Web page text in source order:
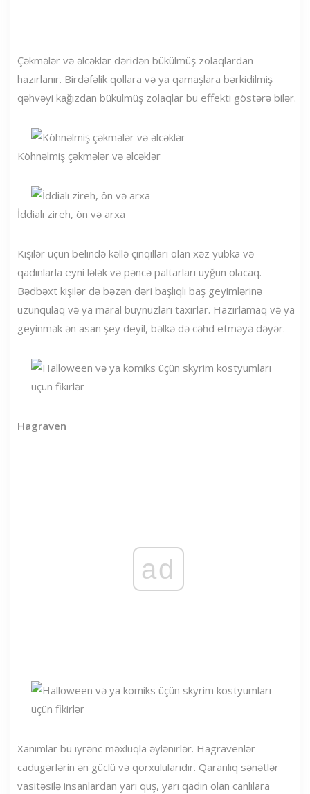
Çəkmələr və əlcəklər dəridən bükülmüş zolaqlardan
hazırlanır. Birdəfəlik qollara və ya qamaşlara bərkidilmiş
qəhvəyi kağızdan bükülmüş zolaqlar bu effekti göstərə bilər.
Köhnəlmiş çəkmələr və əlcəklər
İddialı zireh, ön və arxa
Kişilər üçün belində kəllə çınqılları olan xəz yubka və
qadınlarla eyni lələk və pəncə paltarları uyğun olacaq.
Bədbəxt kişilər də bəzən dəri başlıqlı baş geyimlərinə
uzunqulaq və ya maral buynuzları taxırlar. Hazırlamaq və ya
geyinmək ən asan şey deyil, bəlkə də cəhd etməyə dəyər.
Hagraven
ad
Xanımlar bu iyrənc məxluqla əylənirlər. Hagravenlər
cadugərlərin ən güclü və qorxulularıdır. Qaranlıq sənətlər
vasitəsilə insanlardan yarı quş, yarı qadın olan canlılara